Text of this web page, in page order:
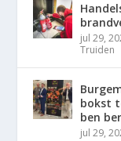
jul 29,
Truiden
bokst
ben
jul 29,